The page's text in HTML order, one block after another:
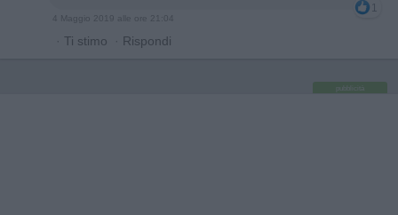
1
4 Maggio 2019 alle ore 21:04
· Ti stimo · Rispondi
pubblicità